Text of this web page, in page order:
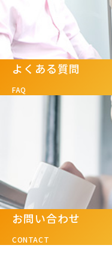
よくある質問
FAQ
お問い合わせ
CONTACT